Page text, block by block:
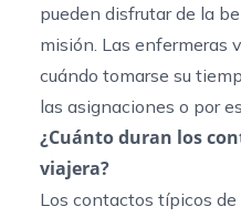
pueden disfrutar de la
misión. Las enfermeras
cuándo tomarse su
las asignaciones o por
¿Cuánto duran los
viajera?
Los contactos típicos